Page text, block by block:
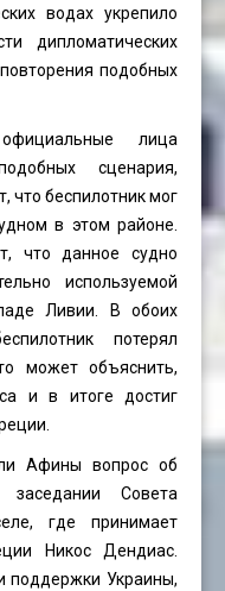
водах укрепило
дипломатических
подобных
лица
сценария,
что беспилотник мог
в этом районе.
что данное судно
используемой
Ливии. В обоих
потерял
может объяснить,
и в итоге достиг
Афины вопрос об
Совета
где принимает
Никос Дендиас.
поддержки Украины,